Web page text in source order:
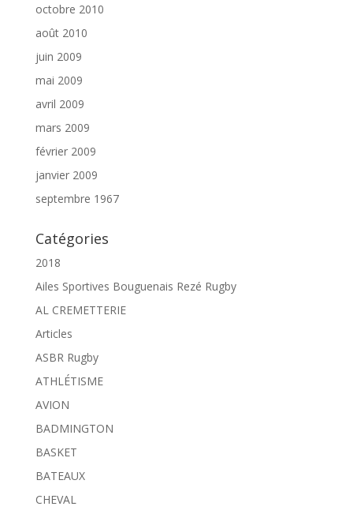
octobre 2010
août 2010
juin 2009
mai 2009
avril 2009
mars 2009
février 2009
janvier 2009
septembre 1967
Catégories
2018
Ailes Sportives Bouguenais Rezé Rugby
AL CREMETTERIE
Articles
ASBR Rugby
ATHLÉTISME
AVION
BADMINGTON
BASKET
BATEAUX
CHEVAL